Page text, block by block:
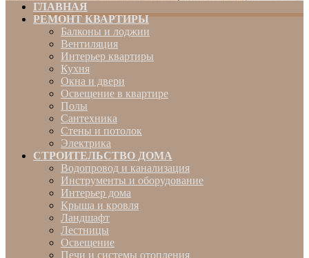
ГЛАВНАЯ
РЕМОНТ КВАРТИРЫ
Балконы и лоджии
Вентиляция
Интерьер квартиры
Кухня
Окна и двери
Освещение в квартире
Полы
Сантехника
Стены и потолок
Электрика
СТРОИТЕЛЬСТВО ДОМА
Водопровод и канализация
Инструменты и оборудование
Интерьер дома
Крыша и кровля
Ландшафт
Лестницы
Освещение
Печи и системы отопления